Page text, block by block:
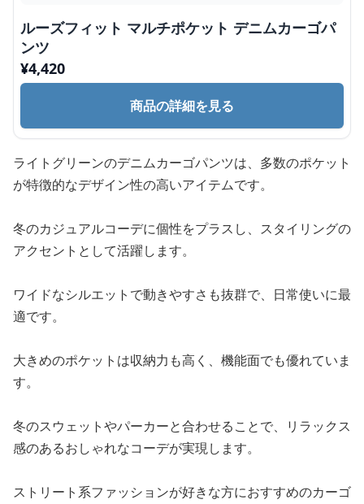
ルーズフィット マルチポケット デニムカーゴパ
ンツ
¥4,420
商品の詳細を見る
ライトグリーンのデニムカーゴパンツは、多数のポケット
が特徴的なデザイン性の高いアイテムです。
冬のカジュアルコーデに個性をプラスし、スタイリングの
アクセントとして活躍します。
ワイドなシルエットで動きやすさも抜群で、日常使いに最
適です。
大きめのポケットは収納力も高く、機能面でも優れていま
す。
冬のスウェットやパーカーと合わせることで、リラックス
感のあるおしゃれなコーデが実現します。
ストリート系ファッションが好きな方におすすめのカーゴ